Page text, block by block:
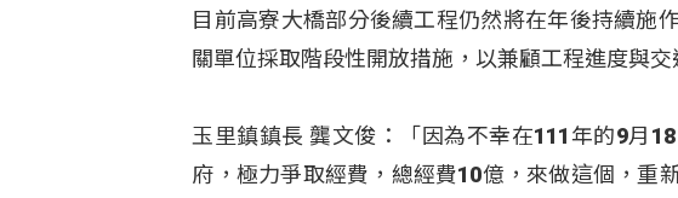
目前高寮大橋部分後續工程仍然將在年後持續施
關單位採取階段性開放措施，以兼顧工程進度與交
玉里鎮鎮長 龔文俊：「因為不幸在111年的9月
府，極力爭取經費，總經費10億，來做這個，重